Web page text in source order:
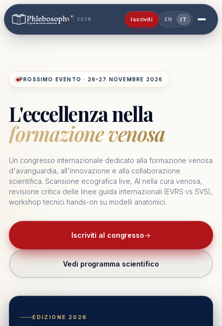
2026 Iscriviti EN IT
PROSSIMO EVENTO · 26–27 NOVEMBRE 2026
L'eccellenza nella
formazione venosa
Un congresso internazionale dedicato alla formazione venosa
d'avanguardia, all'innovazione e alla collaborazione
scientifica. Scansione ecografica live, AI nella cura venosa,
revisione critica delle linee guida internazionali (EVRS vs SVS),
workshop tecnici hands-on su modelli anatomici.
Iscriviti al congresso→
Vedi programma scientifico
EDIZIONE 2026